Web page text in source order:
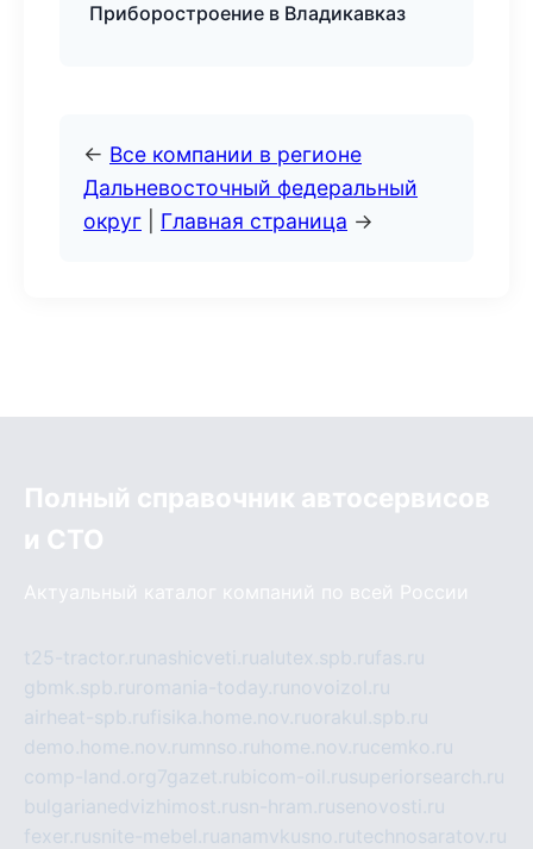
Приборостроение в Владикавказ
← Все компании в регионе
Дальневосточный федеральный
округ
Главная страница →
Полный справочник автосервисов
и СТО
Актуальный каталог компаний по всей России
t25-tractor.ru nashicveti.rualutex.spb.rufas.ru
gbmk.spb.ru romania-today.ru novoizol.ru
airheat-spb.rufisika.home.nov.ruorakul.spb.ru
demo.home.nov.ru mnso.ru home.nov.rucemko.ru
comp-land.org 7gazet.rubicom-oil.rusuperiorsearch.ru
bulgarianedvizhimost.rusn-hram.rusenovosti.ru
fexer.rusnite-mebel.ruanamvkusno.rutechnosaratov.ru